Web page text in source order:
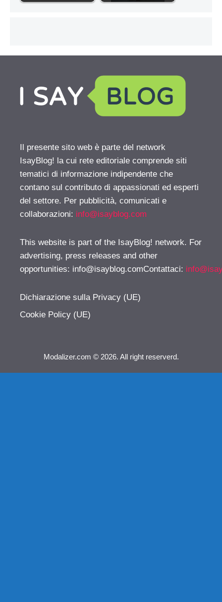
Il presente sito web è parte del network
IsayBlog! la cui rete editoriale comprende siti
tematici di informazione indipendente che
contano sul contributo di appassionati ed esperti
del settore. Per pubblicità, comunicati e
collaborazioni: info@isayblog.com
This website is part of the IsayBlog! network. For
advertising, press releases and other
opportunities: info@isayblog.comContattaci:
Dichiarazione sulla Privacy (UE)
Cookie Policy (UE)
Modalizer.com © 2026. All right reserverd.